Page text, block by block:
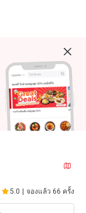
5.0 จองแล้ว 66 ครั้ง